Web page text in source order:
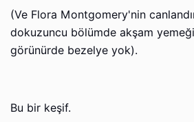
(Ve Flora Montgomery'nin
dokuzuncu bölümde akşam
görünürde bezelye yok).
Bu bir keşif.